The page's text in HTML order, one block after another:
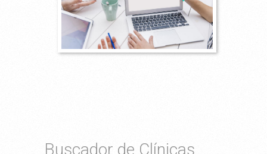
Buscador de Clínicas